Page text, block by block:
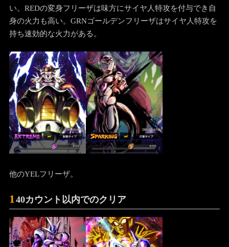
い。REDの変身フリーザは味方にサイヤ人特攻を付与でき自
身の火力も高い。GRNゴールデンフリーザはサイヤ人特攻を
持ち速効的な火力がある。
他のYELフリーザ。
140カウント以内でのクリア